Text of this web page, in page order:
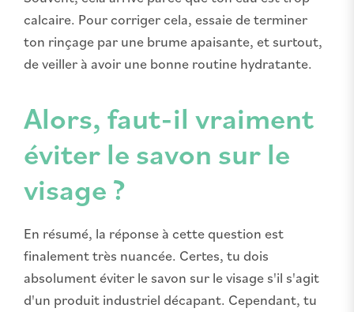
calcaire. Pour corriger cela, essaie de terminer
ton rinçage par une brume apaisante, et surtout,
de veiller à avoir une bonne routine hydratante.
Alors, faut-il vraiment
éviter le savon sur le
visage ?
En résumé, la réponse à cette question est
finalement très nuancée. Certes, tu dois
absolument éviter le savon sur le visage s'il s'agit
d'un produit industriel décapant. Cependant, tu